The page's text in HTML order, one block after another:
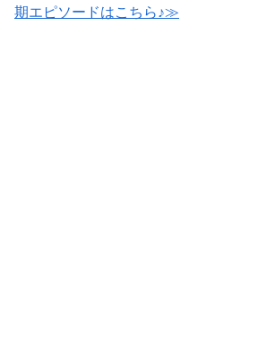
期エピソードはこちら♪≫